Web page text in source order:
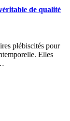
de qualité
plébiscités pour
Elles